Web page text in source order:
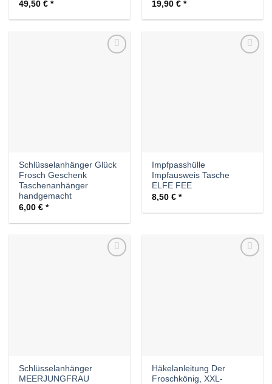
49,50€
19,90€
Schlüsselanhänger Glück
Frosch Geschenk
Taschenanhänger
handgemacht
6,00€
Impfpasshülle
Impfausweis Tasche
ELFE FEE
8,50€
Schlüsselanhänger
MEERJUNGFRAU
Häkelanleitung Der
Froschkönig, XXL-